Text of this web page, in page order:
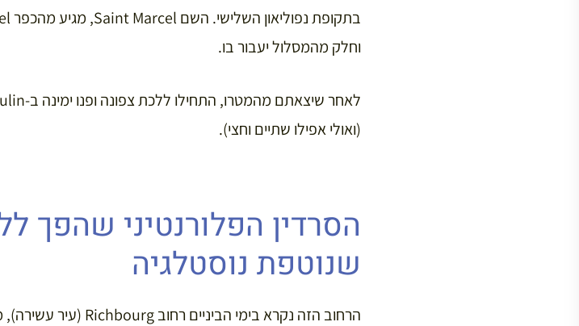
וחלק מהמסלול יעבור בו.
(ואולי אפילו שתיים וחצי).
הסרדין הפלורנטיני שהפך
שנוטפת נוסטלגיה